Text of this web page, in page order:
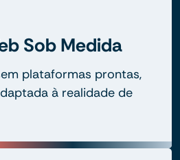
Sob Medida
plataformas prontas,
à realidade de